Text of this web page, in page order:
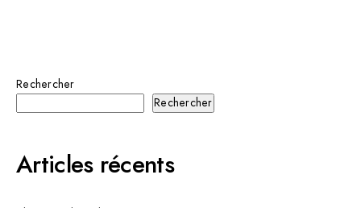
Rechercher
Rechercher
Articles récents